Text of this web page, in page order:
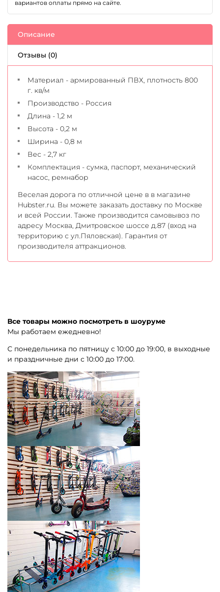
вариантов оплаты прямо на сайте.
Описание
Отзывы (0)
Материал - армированный ПВХ, плотность 800
г. кв/м
Производство - Россия
Длина - 1,2 м
Высота - 0,2 м
Ширина - 0,8 м
Вес - 2,7 кг
Комплектация - сумка, паспорт, механический
насос, ремнабор
Веселая дорога по отличной цене в в магазине
Hubster.ru. Вы можете заказать доставку по Москве
и всей России. Также производится самовывоз по
адресу Москва, Дмитровское шоссе д.87 (вход на
территорию с ул.Пяловская). Гарантия от
производителя аттракционов.
Все товары можно посмотреть в шоуруме
Мы работаем ежедневно!
С понедельника по пятницу с 10:00 до 19:00, в выходные
и праздничные дни с 10:00 до 17:00.